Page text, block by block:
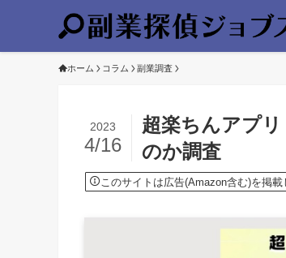
ホーム コラム 副業調査
超楽ちんアプ
のか調査
2023
4/16
このサイトは広告(Amazon含む)を掲載